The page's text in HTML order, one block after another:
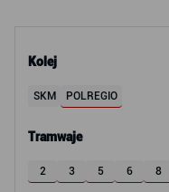
Kolej
SKM POLREGIO
Tramwaje
2 3 5 6 8